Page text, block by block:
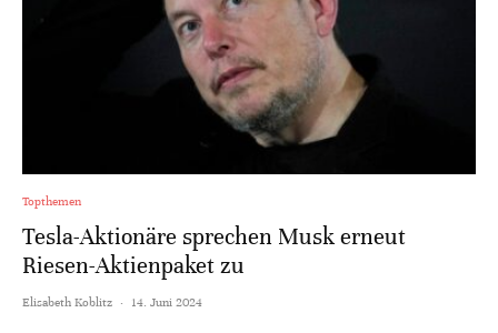
Topthemen
Tesla-Aktionäre sprechen Musk erneut
Riesen-Aktienpaket zu
Elisabeth Koblitz · 14. Juni 2024